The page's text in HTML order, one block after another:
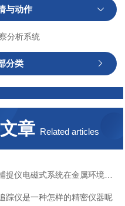
与动作
分析系统
分类
章 Related articles
踪仪是一种怎样的精密仪器呢